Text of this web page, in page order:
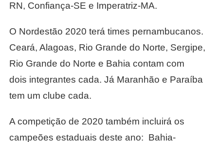
RN, Confiança-SE e Imperatriz-MA.
O Nordestão 2020 terá times pernambucanos.
Ceará, Alagoas, Rio Grande do Norte, Sergipe,
Rio Grande do Norte e Bahia contam com
dois integrantes cada. Já Maranhão e Paraíba
tem um clube cada.
A competição de 2020 também incluirá os
campeões estaduais deste ano: Bahia-